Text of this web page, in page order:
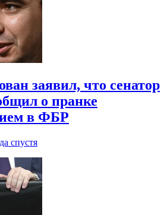
заявил, что сенатор
о пранке
в ФБР
спустя